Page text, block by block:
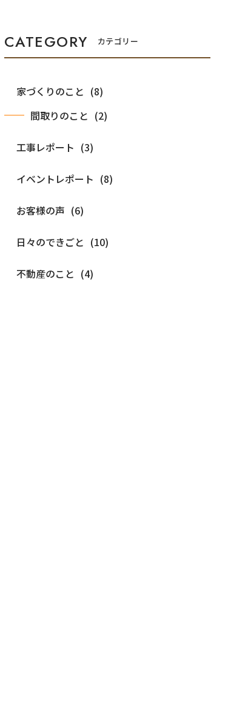
カテゴリー
家づくりのこと
間取りのこと
工事レポート
イベントレポート
お客様の声
日々のできごと
不動産のこと